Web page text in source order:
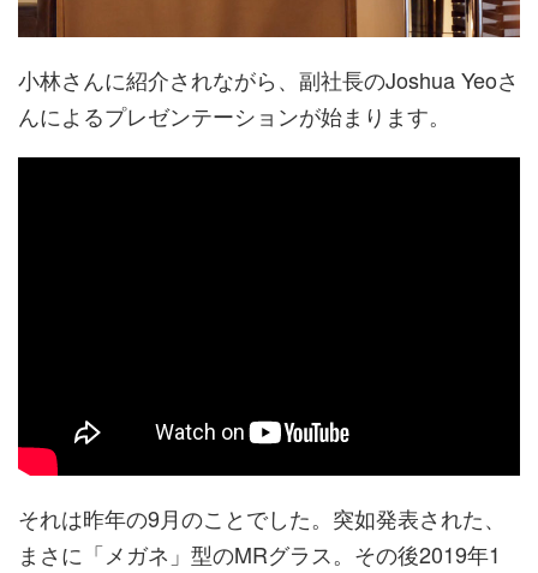
小林さんに紹介されながら、副社長のJoshua Yeoさ
んによるプレゼンテーションが始まります。
それは昨年の9月のことでした。突如発表された、
まさに「メガネ」型のMRグラス。その後2019年1